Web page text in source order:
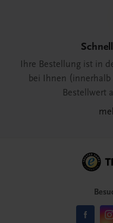
Ihre Bestellung ist in
bei Ihnen (innerhalb
Bestellwert